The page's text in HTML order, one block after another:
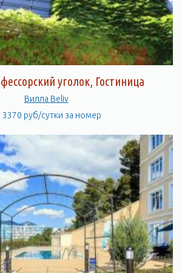
уголок, Гостиница
Вилла Beliv
3370 руб/сутки за номер